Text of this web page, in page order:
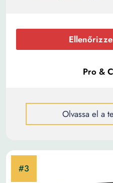
Olvassa el a